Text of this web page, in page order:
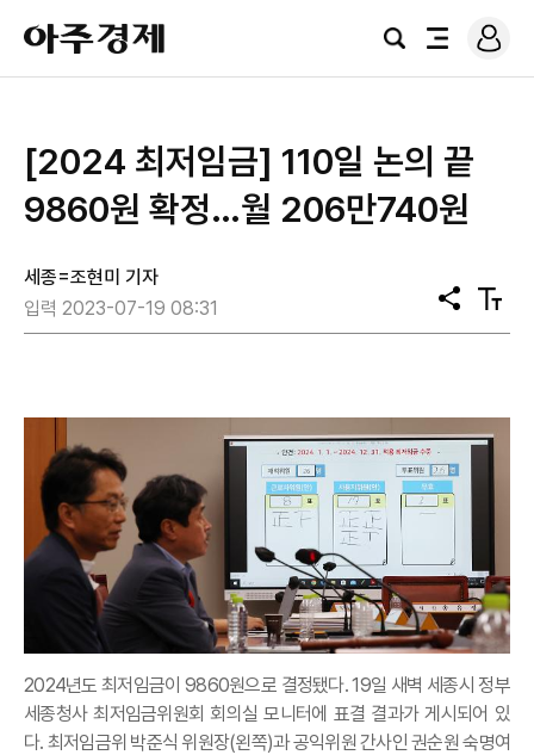
아
주
경
검
전
로
그
[2024 최저임금] 110일 논의 끝
9860원 확정…월 206만740원
세종=조현미 기자
입력 2023-07-19 08:31
공
유
텍
스
2024년도 최저임금이 9860원으로 결정됐다. 19일 새벽 세종시 정부
세종청사 최저임금위원회 회의실 모니터에 표결 결과가 게시되어 있
다. 최저임금위 박준식 위원장(왼쪽)과 공익위원 간사인 권순원 숙명여